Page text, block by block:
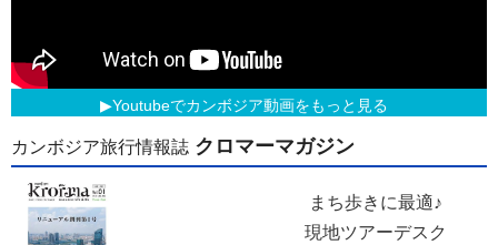
▶Youtubeでカンボジア動画をもっと見る
カンボジア旅行情報誌 クロマーマガジン
まち歩きに最適♪
現地ツアーデスク